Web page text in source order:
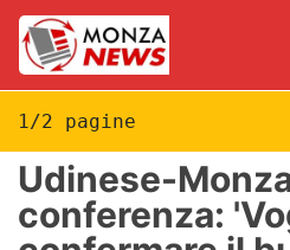
News
1/2 pagine
Udinese-
conferenza: